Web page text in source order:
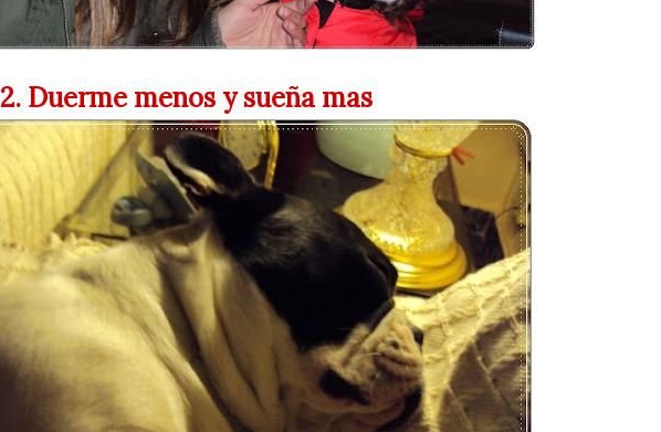
2. Duerme menos y sueña mas